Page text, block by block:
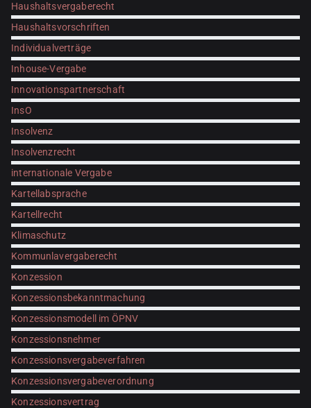
Haushaltsvergaberecht
Haushaltsvorschriften
Individualverträge
Inhouse-Vergabe
Innovationspartnerschaft
InsO
Insolvenz
Insolvenzrecht
internationale Vergabe
Kartellabsprache
Kartellrecht
Klimaschutz
Kommunlavergaberecht
Konzession
Konzessionsbekanntmachung
Konzessionsmodell im ÖPNV
Konzessionsnehmer
Konzessionsvergabeverfahren
Konzessionsvergabeverordnung
Konzessionsvertrag